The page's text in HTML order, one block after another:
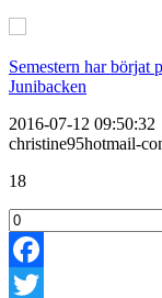
Semestern har börjat
Junibacken
2016-07-12 09:50:32
christine95hotmail-
18
Facebook